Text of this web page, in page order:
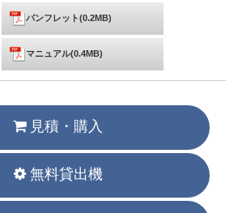
パンフレット(0.2MB)
マニュアル(0.4MB)
見積・購入
無料貸出機